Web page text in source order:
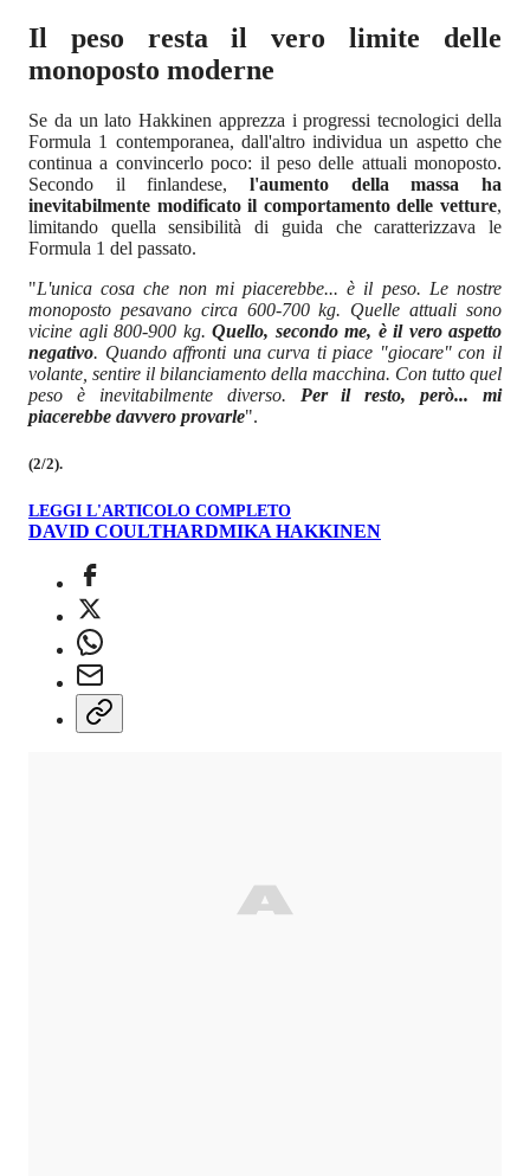
Il peso resta il vero limite delle
monoposto moderne
Se da un lato Hakkinen apprezza i progressi tecnologici della
Formula 1 contemporanea, dall'altro individua un aspetto che
continua a convincerlo poco: il peso delle attuali monoposto.
Secondo il finlandese, l'aumento della massa ha
inevitabilmente modificato il comportamento delle vetture,
limitando quella sensibilità di guida che caratterizzava le
Formula 1 del passato.
"L'unica cosa che non mi piacerebbe... è il peso. Le nostre
monoposto pesavano circa 600-700 kg. Quelle attuali sono
vicine agli 800-900 kg. Quello, secondo me, è il vero aspetto
negativo. Quando affronti una curva ti piace "giocare" con il
volante, sentire il bilanciamento della macchina. Con tutto quel
peso è inevitabilmente diverso. Per il resto, però... mi
piacerebbe davvero provarle".
(2/2).
LEGGI L'ARTICOLO COMPLETO
DAVID COULTHARDMIKA HAKKINEN